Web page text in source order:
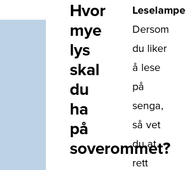
Hvor
mye
lys
skal
du
ha
på
soverommet?
Leselampe
Dersom
du liker
å lese
på
senga,
så vet
du at
rett